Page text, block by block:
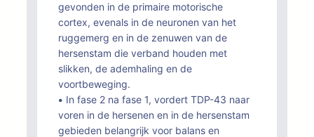
gevonden in de primaire motorische
cortex, evenals in de neuronen van het
ruggemerg en in de zenuwen van de
hersenstam die verband houden met
slikken, de ademhaling en de
voortbeweging.
• In fase 2 na fase 1, vordert TDP-43 naar
voren in de hersenen en in de hersenstam
gebieden belangrijk voor balans en